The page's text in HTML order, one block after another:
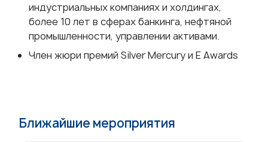
индустриальных компаниях и холдингах,
более 10 лет в сферах банкинга, нефтяной
промышленности, управлении активами.
Член жюри премий Silver Mercury и E Awards
Ближайшие мероприятия